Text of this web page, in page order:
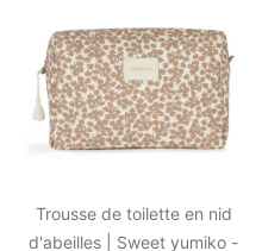
Trousse de toilette en nid
d'abeilles | Sweet yumiko -